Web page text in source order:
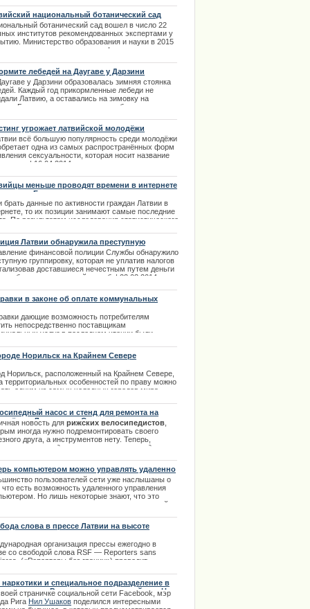
национальный ботанический сад
к закрытию
ботанический сад вошел в число 22
институтов рекомендованных экспертами у
Министерство образования и науки в 2015
хотят полностью остановить финансирование .
так как наука является одной из направлений
сада. | 02.02.2014
лебедей на Даугаве у Дарзини
у Дарзини образовалась зимняя стоянка
Каждый год прикормленные лебеди не
Латвию, а оставались на зимовку на
Большое количество птиц собираются в
угрожает латвийской молодёжи
всё большую популярность среди молодёжи
одна из самых распространённых форм
сексуальности, которая носит название
| 16.04.2014
меньше проводят времени в интернете
стран Балтии
брать данные по активности граждан Латвии в
то их позиции занимают самые последние
По результатам исследования статистического
интернет интересуются новостями и как
общаются в социальных сетях.
Латвии обнаружила преступную
финансовой полиции Службы обнаружило
группировку, которая не уплатив налогов
доставшиеся нечестным путем деньги
бюджету серьезный ущерб. | 23.03.2014
в законе об оплате коммунальных
дающие возможность потребителям
непосредственно поставщикам
услуг в последнем чтении были
домами теперь не нужны.Вступят
в силу лишь с 1 октября 2015 года
Норильск на Крайнем Севере
Норильск, расположенный на Крайнем Севере,
территориальных особенностей по праву можно
одним из самых холодных городов мира,
насос и стенд для ремонта на
Лачплеша и Сколас
новость для рижских велосипедистов
иногда нужно подремонтировать своего
друга, а инструментов нету. Теперь,
велосипедному ремонтному стенду
компьютером можно управлять удаленно
пользователей сети уже наслышаны о
есть возможность удаленного управления
Но лишь некоторые знают, что это
и в чем заключается предназначение данной
слова в прессе Латвии на высоте
организация прессы ежегодно в
со свободой слова RSF — Reporters sans
(«Репортеры без границ») проводит
и специальное подразделение в
города Рига рассказал рижский мэр Нил
страничке социальной сети Facebook, мэр
Рига Нил Ушаков поделился интересными